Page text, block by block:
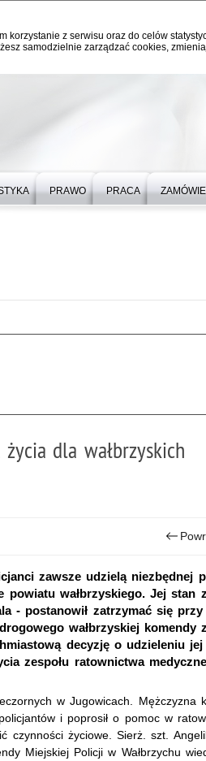
korzystanie z serwisu oraz do celów
samodzielnie zarządzać cookies,
PRAWO PRACA
dla wałbrzyskich
zawsze udzielą niezbędnej
powiatu wałbrzyskiego. Jej stan
- postanowił zatrzymać się
wałbrzyskiej komendy
decyzję o udzieleniu
zespołu ratownictwa
w Jugowicach. Mężczyzna
i poprosił o pomoc w
czynności życiowe. Sierż. szt.
Miejskiej Policji w Wałbrzychu